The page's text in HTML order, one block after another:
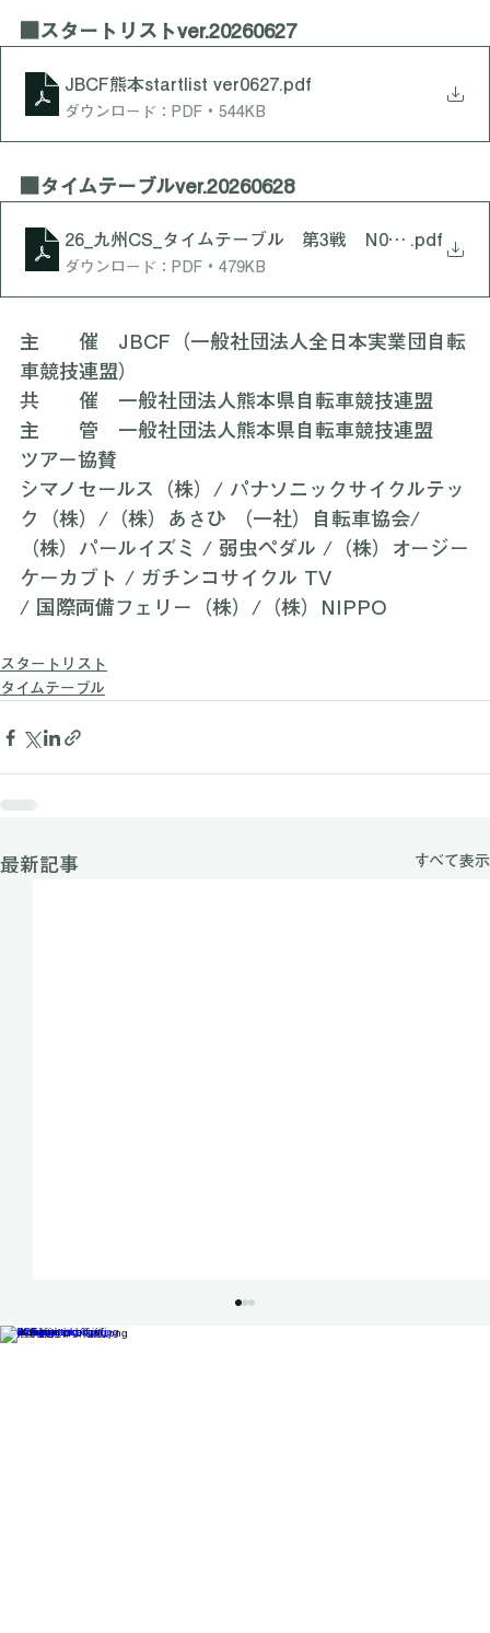
■スタートリストver.20260627
JBCF熊本startlist ver0627
■タイムテーブルver.20260628
26_九州CS_タイムテーブル 第3戦 N0628
主　　催　JBCF（一般社団法人全日本実業団自転
車競技連盟）
共　　催　一般社団法人熊本県自転車競技連盟
主　　管　一般社団法人熊本県自転車競技連盟
ツアー協賛
シマノセールス（株）/ パナソニックサイクルテッ
ク（株）/（株）あさひ （一社）自転車協会/
（株）パールイズミ / 弱虫ペダル /（株）オージー
ケーカブト / ガチンコサイクル TV
スタートリスト